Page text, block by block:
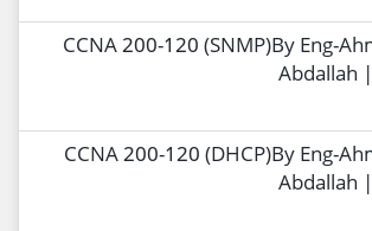
32-CCNA 200-120 (SNMP)By Eng-
Abdallah
33-CCNA 200-120 (DHCP)By Eng-
Abdallah